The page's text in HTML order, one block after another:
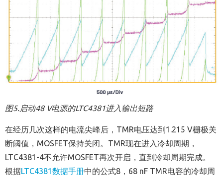
图5.启动48 V电源的LTC4381进入输出短路
在经历几次这样的电流尖峰后，TMR电压达到1.215 V栅极关
断阈值，MOSFET保持关闭。TMR现在进入冷却周期，
LTC4381-4不允许MOSFET再次开启，直到冷却周期完成。
根据LTC4381数据手册中的公式8，68 nF TMR电容的冷却周